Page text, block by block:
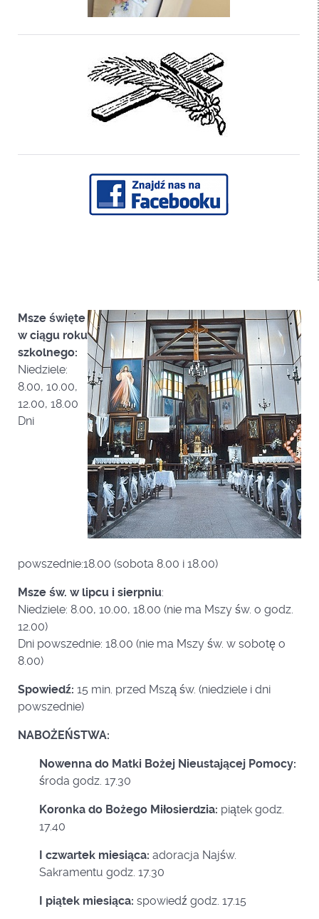
Msze święte
w ciągu roku
szkolnego:
Niedziele:
8.00, 10.00,
12.00, 18.00
Dni
powszednie:18.00 (sobota 8.00 i 18.00)
Msze św. w lipcu i sierpniu:
Niedziele: 8.00, 10.00, 18.00 (nie ma Mszy św. o godz.
12.00)
Dni powszednie: 18.00 (nie ma Mszy św. w sobotę o
8.00)
Spowiedź: 15 min. przed Mszą św. (niedziele i dni
powszednie)
NABOŻEŃSTWA:
Nowenna do Matki Bożej Nieustającej Pomocy:
środa godz. 17.30
Koronka do Bożego Miłosierdzia: piątek godz.
17.40
I czwartek miesiąca: adoracja Najśw.
Sakramentu godz. 17.30
I piątek miesiąca: spowiedź godz. 17.15